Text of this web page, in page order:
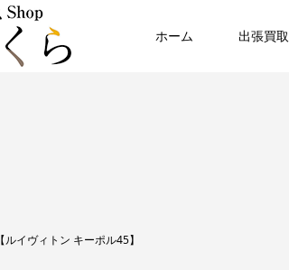
ホーム 出張買
【ルイヴィトン キーポル45】